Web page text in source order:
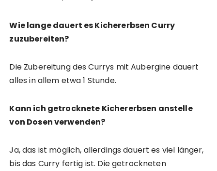
Wie lange dauert es Kichererbsen Curry
zuzubereiten?
Die Zubereitung des Currys mit Aubergine dauert
alles in allem etwa 1 Stunde.
Kann ich getrocknete Kichererbsen anstelle
von Dosen verwenden?
Ja, das ist möglich, allerdings dauert es viel länger,
bis das Curry fertig ist. Die getrockneten